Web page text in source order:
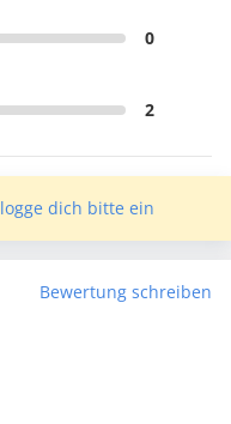
0
2
logge dich bitte ein
Bewertung schreiben